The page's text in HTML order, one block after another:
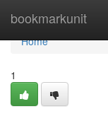
bookmarkunit
Home
Home
1